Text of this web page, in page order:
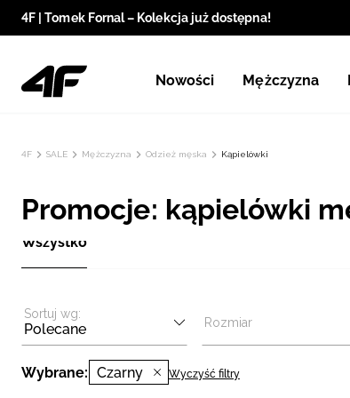
4F | Tomek Fornal – Kolekcja już dostępna!
Nowości Mężczyzna
4F SALE Mężczyzna Odzież męska Kąpielówki
Promocje: kąpielówki
Wszystko
Sortuj wg:
Polecane Rozmiar
Wybrane: Czarny Wyczyść filtry